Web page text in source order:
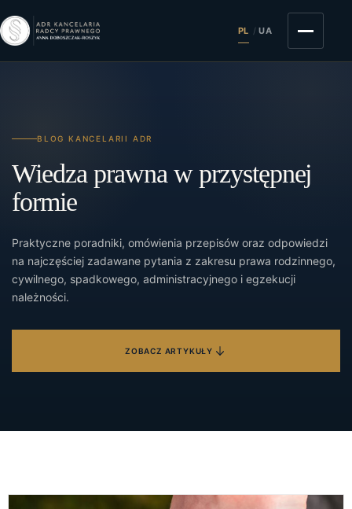
PL / UA
BLOG KANCELARII ADR
Wiedza prawna w przystępnej
formie
Praktyczne poradniki, omówienia przepisów oraz odpowiedzi
na najczęściej zadawane pytania z zakresu prawa rodzinnego,
cywilnego, spadkowego, administracyjnego i egzekucji
należności.
ZOBACZ ARTYKUŁY